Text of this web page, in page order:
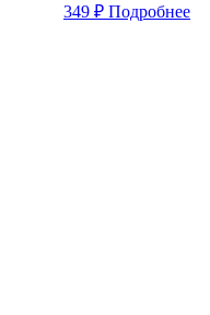
349 ₽ Подробнее